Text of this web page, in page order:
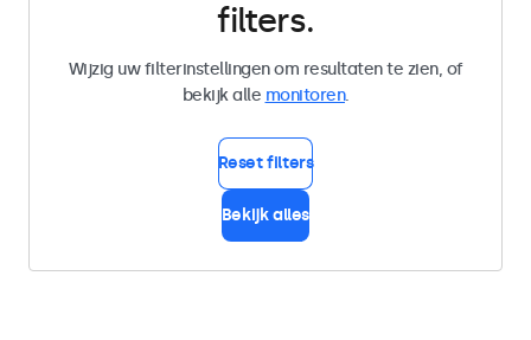
filters.
Wijzig uw filterinstellingen om resultaten te zien, of
bekijk alle monitoren.
Reset filters
Bekijk alles